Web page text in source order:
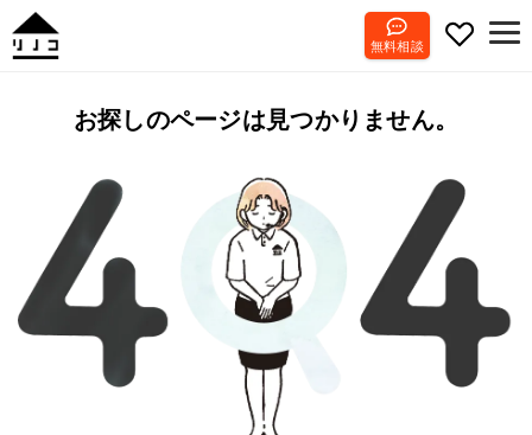
無料相談
お探しのページは見つかりません。